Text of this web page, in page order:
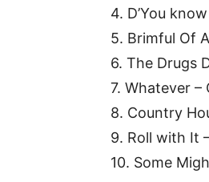
4. D’You
5. Brimful Of
6. The Drugs
7. Whatever –
8. Country
9. Roll with It
10. Some